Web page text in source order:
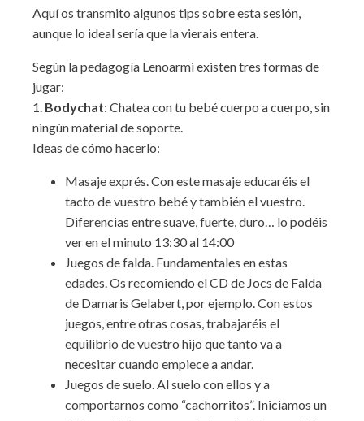
Aquí os transmito algunos tips sobre esta sesión,
aunque lo ideal sería que la vierais entera.
Según la pedagogía Lenoarmi existen tres formas de
jugar:
1. Bodychat: Chatea con tu bebé cuerpo a cuerpo, sin
ningún material de soporte.
Ideas de cómo hacerlo:
Masaje exprés. Con este masaje educaréis el
tacto de vuestro bebé y también el vuestro.
Diferencias entre suave, fuerte, duro… lo podéis
ver en el minuto 13:30 al 14:00
Juegos de falda. Fundamentales en estas
edades. Os recomiendo el CD de Jocs de Falda
de Damaris Gelabert, por ejemplo. Con estos
juegos, entre otras cosas, trabajaréis el
equilibrio de vuestro hijo que tanto va a
necesitar cuando empiece a andar.
Juegos de suelo. Al suelo con ellos y a
comportarnos como “cachorritos”. Iniciamos un